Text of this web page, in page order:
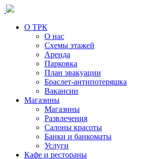
О ТРК
О нас
Схемы этажей
Аренда
Парковка
План эвакуации
Браслет-антипотеряшка
Вакансии
Магазины
Магазины
Развлечения
Салоны красоты
Банки и банкоматы
Услуги
Кафе и рестораны